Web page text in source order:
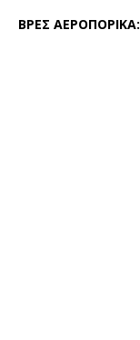
ΒΡΕΣ ΑΕΡΟΠΟΡΙΚΑ: